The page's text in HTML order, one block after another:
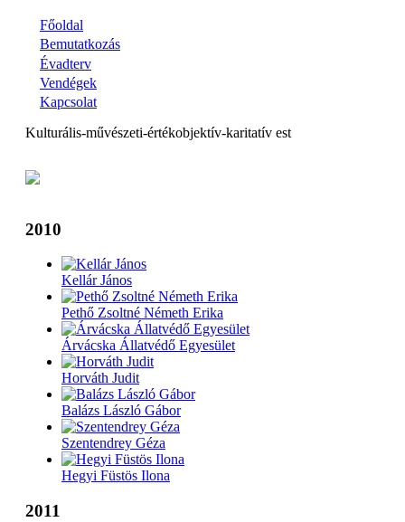
content
Main
navigation
Főoldal
Bemutatkozás
Évadterv
Vendégek
Kapcsolat
Kulturális-művészeti-értékobjektív-karitatív est
to
2010
Kellár János
Pethő Zsoltné Németh Erika
Árvácska Állatvédő Egyesület
Horváth Judit
Balázs László Gábor
Szentendrey Géza
Hegyi Füstös Ilona
2011